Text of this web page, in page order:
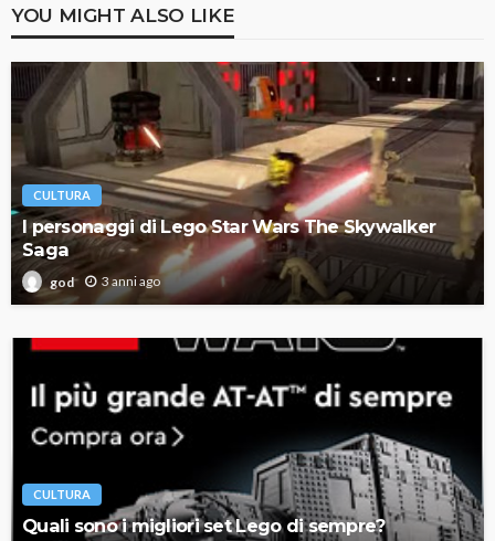
YOU MIGHT ALSO LIKE
CULTURA
I personaggi di Lego Star Wars The Skywalker
Saga
god 3 anni ago
CULTURA
Quali sono i migliori set Lego di sempre?